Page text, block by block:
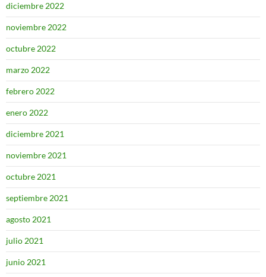
diciembre 2022
noviembre 2022
octubre 2022
marzo 2022
febrero 2022
enero 2022
diciembre 2021
noviembre 2021
octubre 2021
septiembre 2021
agosto 2021
julio 2021
junio 2021